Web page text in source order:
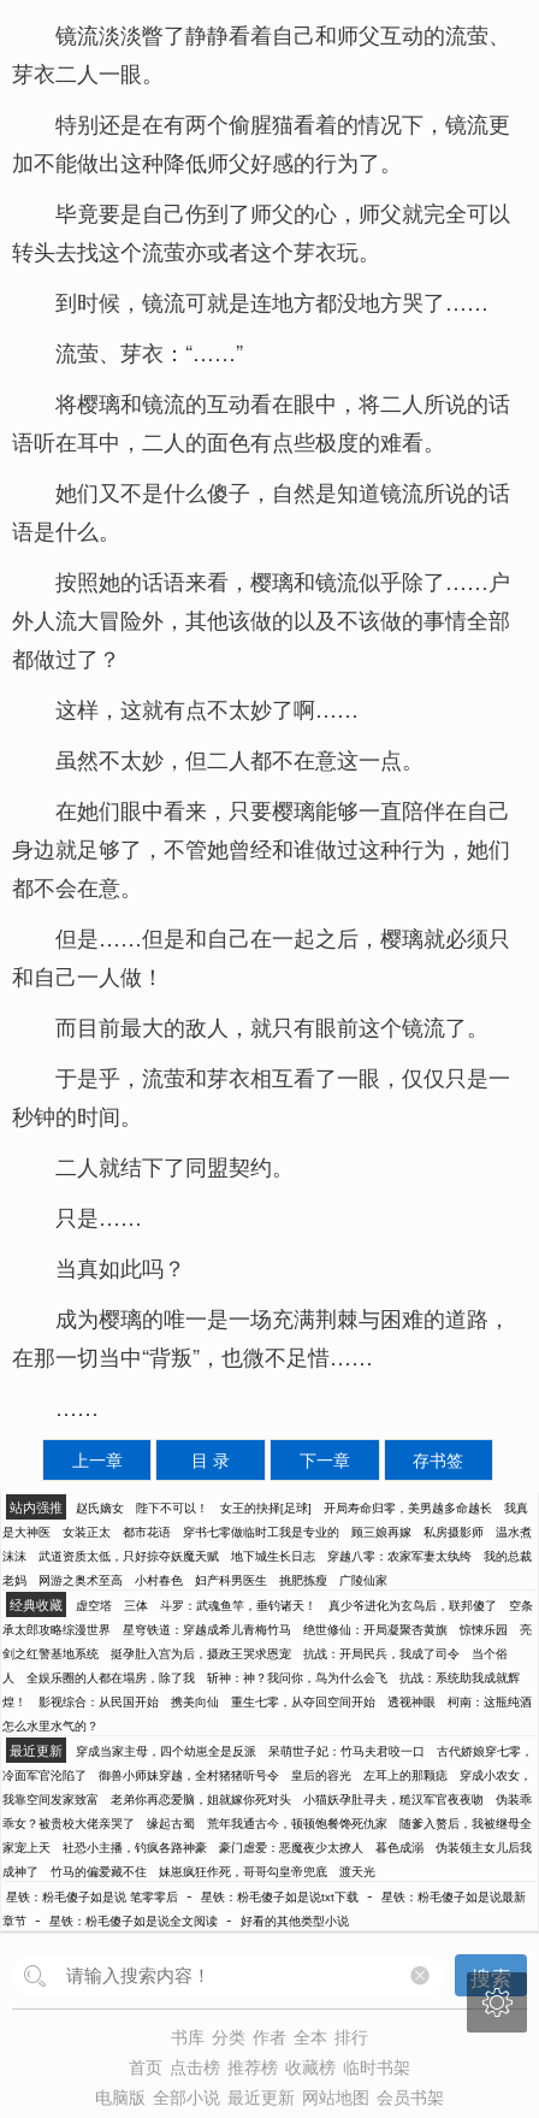
镜流淡淡瞥了静静看着自己和师父互动的流萤、
芽衣二人一眼。
特别还是在有两个偷腥猫看着的情况下，镜流更
加不能做出这种降低师父好感的行为了。
毕竟要是自己伤到了师父的心，师父就完全可以
转头去找这个流萤亦或者这个芽衣玩。
到时候，镜流可就是连地方都没地方哭了……
流萤、芽衣：“……”
将樱璃和镜流的互动看在眼中，将二人所说的话
语听在耳中，二人的面色有点些极度的难看。
她们又不是什么傻子，自然是知道镜流所说的话
语是什么。
按照她的话语来看，樱璃和镜流似乎除了……户
外人流大冒险外，其他该做的以及不该做的事情全部
都做过了？
这样，这就有点不太妙了啊……
虽然不太妙，但二人都不在意这一点。
在她们眼中看来，只要樱璃能够一直陪伴在自己
身边就足够了，不管她曾经和谁做过这种行为，她们
都不会在意。
但是……但是和自己在一起之后，樱璃就必须只
和自己一人做！
而目前最大的敌人，就只有眼前这个镜流了。
于是乎，流萤和芽衣相互看了一眼，仅仅只是一
秒钟的时间。
二人就结下了同盟契约。
只是……
当真如此吗？
成为樱璃的唯一是一场充满荆棘与困难的道路，
在那一切当中“背叛”，也微不足惜……
……
上一章 目 录 下一章 存书签
站内强推 赵氏嫡女 陛下不可以！ 女王的抉择[足球] 开局寿命归零，美男越多命越长
我真
是大神医
女装正太 都市花语 穿书七零做临时工我是专业的 顾三娘再嫁 私房摄影师
温水煮
沫沫
武道资质太低，只好掠夺妖魔天赋 地下城生长日志 穿越八零：农家军妻太纨绔
我的总裁
老妈
网游之奥术至高 小村春色 妇产科男医生 挑肥拣瘦 广陵仙家
经典收藏 虚空塔 三体 斗罗：武魂鱼竿，垂钓诸天！ 真少爷进化为玄鸟后，联邦傻了
空条
承太郎攻略综漫世界
星穹铁道：穿越成希儿青梅竹马 绝世修仙：开局凝聚杏黄旗 惊悚乐园
亮
剑之红警基地系统
挺孕肚入宫为后，摄政王哭求恩宠 抗战：开局民兵，我成了司令
当个俗
人
全娱乐圈的人都在塌房，除了我 斩神：神？我问你，鸟为什么会飞
抗战：系统助我成就辉
煌！
影视综合：从民国开始 携美向仙 重生七零，从夺回空间开始 透视神眼
柯南：这瓶纯酒
怎么水里水气的？
最近更新 穿成当家主母，四个幼崽全是反派 呆萌世子妃：竹马夫君咬一口
古代娇娘穿七零，
冷面军官沦陷了
御兽小师妹穿越，全村猪猪听号令 皇后的容光 左耳上的那颗痣
穿成小农女，
我靠空间发家致富
老弟你再恋爱脑，姐就嫁你死对头 小猫妖孕肚寻夫，糙汉军官夜夜吻
伪装乖
乖女？被贵校大佬亲哭了
缘起古蜀 荒年我通古今，顿顿饱餐馋死仇家
随爹入赘后，我被继母全
家宠上天
社恐小主播，钓疯各路神豪 豪门虐爱：恶魔夜少太撩人 暮色成溺
伪装领主女儿后我
成神了
竹马的偏爱藏不住 妹崽疯狂作死，哥哥勾皇帝兜底
渡天光
星铁：粉毛傻子如是说 笔零零后 - 星铁：粉毛傻子如是说txt下载 - 星铁：粉毛傻子如是说最新
章节 - 星铁：粉毛傻子如是说全文阅读 - 好看的其他类型小说
搜索
书库 分类 作者 全本 排行
首页 点击榜 推荐榜 收藏榜 临时书架
电脑版 全部小说 最近更新 网站地图 会员书架
